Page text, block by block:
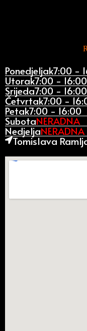
Ponedjeljak7:00 -
Utorak7:00 - 16:00
Srijeda7:00 - 16:00
Četvrtak7:00 -
Petak7:00 - 16:00
SubotaNERADNA
NedjeljaNERADNA
Tomislava